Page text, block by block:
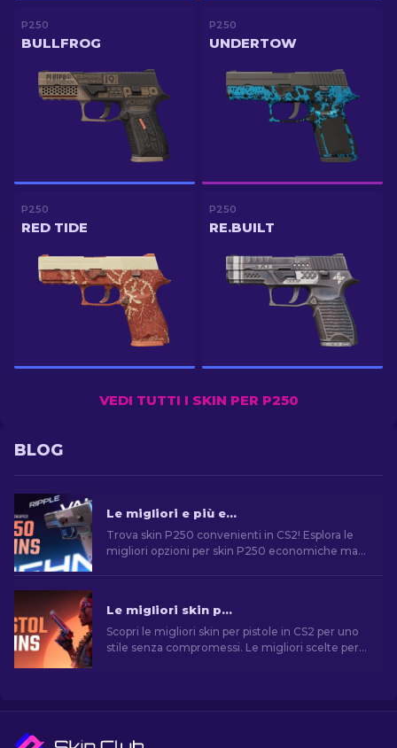
P250
BULLFROG
P250
UNDERTOW
P250
RED TIDE
P250
RE.BUILT
VEDI TUTTI I SKIN PER P250
BLOG
Le migliori e più economiche skin P250 in CS2 [2026]
Trova skin P250 convenienti in CS2! Esplora le
migliori opzioni per skin P250 economiche ma
Le migliori skin per pistola in CS2 [2026]
Scopri le migliori skin per pistole in CS2 per uno
stile senza compromessi. Le migliori scelte per